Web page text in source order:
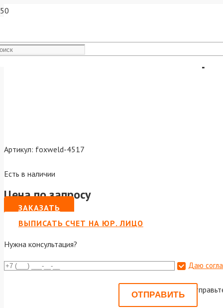
Наконечник М6х25х1.2
Артикул: foxweld-4517
Есть в наличии
Цена по запросу
ЗАКАЗАТЬ
ВЫПИСАТЬ СЧЕТ НА ЮР. ЛИЦО
Нужна консультация?
Даю
Или